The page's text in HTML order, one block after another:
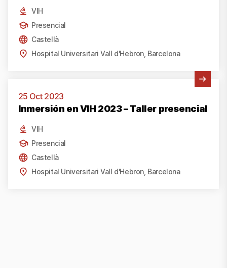
VIH
Presencial
Castellà
Hospital Universitari Vall d'Hebron, Barcelona
25 Oct 2023
Inmersión en VIH 2023 – Taller presencial
VIH
Presencial
Castellà
Hospital Universitari Vall d'Hebron, Barcelona